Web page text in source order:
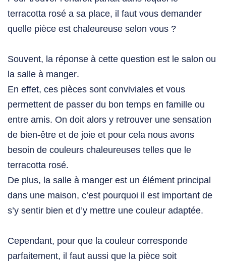
terracotta rosé a sa place, il faut vous demander
quelle pièce est chaleureuse selon vous ?
Souvent, la réponse à cette question est le salon ou
la salle à manger.
En effet, ces pièces sont conviviales et vous
permettent de passer du bon temps en famille ou
entre amis. On doit alors y retrouver une sensation
de bien-être et de joie et pour cela nous avons
besoin de couleurs chaleureuses telles que le
terracotta rosé.
De plus, la salle à manger est un élément principal
dans une maison, c’est pourquoi il est important de
s’y sentir bien et d’y mettre une couleur adaptée.
Cependant, pour que la couleur corresponde
parfaitement, il faut aussi que la pièce soit